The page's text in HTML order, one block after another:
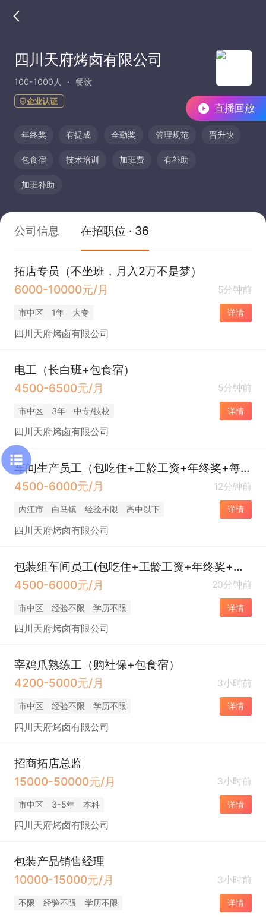
直播回放
四川天府烤卤有限公司
100-1000人 餐饮
企业认证
年终奖 有提成 全勤奖 管理规范 晋升快
包食宿 技术培训 加班费 有补助
加班补助
公司信息 在招职位 · 36
拓店专员（不坐班，月入2万不是梦）
6000-10000元/月
5分钟前
市中区 1年 大专 详情
四川天府烤卤有限公司
电工（长白班+包食宿）
4500-6500元/月
5分钟前
市中区 3年 中专/技校 详情
四川天府烤卤有限公司
车间生产员工（包吃住+工龄工资+年终奖+每年上调2次工资）
4500-6000元/月
12分钟前
内江市 白马镇 经验不限 高中以下 详情
四川天府烤卤有限公司
包装组车间员工(包吃住+工龄工资+年终奖+每年上调2次工资)
4500-6000元/月
20分钟前
市中区 经验不限 学历不限 详情
四川天府烤卤有限公司
宰鸡爪熟练工（购社保+包食宿）
4200-5000元/月
3小时前
市中区 经验不限 学历不限 详情
四川天府烤卤有限公司
招商拓店总监
15000-50000元/月
3小时前
市中区 3-5年 本科 详情
四川天府烤卤有限公司
包装产品销售经理
10000-15000元/月
3小时前
不限 经验不限 学历不限 详情